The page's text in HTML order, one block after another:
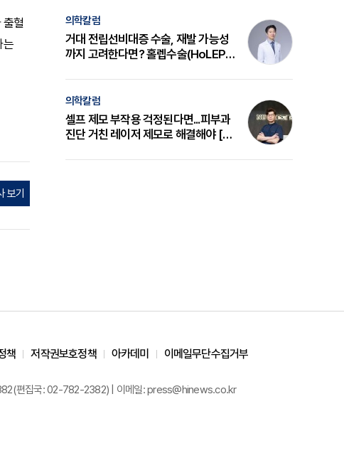
출혈
는
보기
의학칼럼
거대 전립선비대증 수술, 재발 가능성
까지 고려한다면? 홀렙수술(HoLEP)
의학칼럼
셀프 제모 부작용 걱정된다면...피부과
진단 거친 레이저 제모로 해결해야 [변
책 저작권보호정책 아카데미 이메일무단수집거부
편집국: 02-782-2382) | 이메일: press@hinews.co.kr